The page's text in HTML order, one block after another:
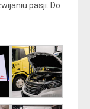
pasji. Do